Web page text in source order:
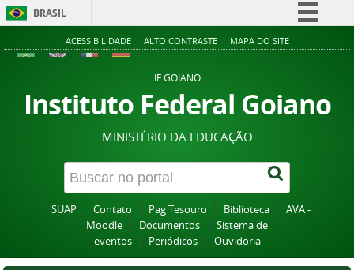
BRASIL
Simplifique!
Acesso à informação
Legislação
Canais
ACESSIBILIDADE ALTO CONTRASTE MAPA DO SITE
IF GOIANO
Instituto Federal Goiano
MINISTÉRIO DA EDUCAÇÃO
SUAP Contato Pag Tesouro Biblioteca
AVA -
Moodle
Documentos
Sistema de
eventos
Periódicos Ouvidoria